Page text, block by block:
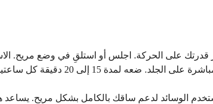
استخدم كيس ثلج أو ثلج ملفوفًا في